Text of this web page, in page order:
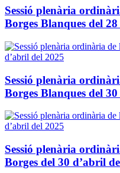
Sessió plenària
Borges Blanques del
Sessió plenària
Borges Blanques del
Sessió plenària
Borges del 30 d’abril